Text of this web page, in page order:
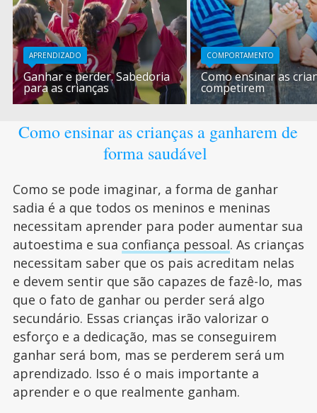
APRENDIZADO
Ganhar e perder. Sabedoria
para as crianças
COMPORTAMENTO
Como ensinar as
competirem
Como ensinar as crianças a ganharem de
forma saudável
Como se pode imaginar, a forma de ganhar
sadia é a que todos os meninos e meninas
necessitam aprender para poder aumentar sua
autoestima e sua confiança pessoal. As crianças
necessitam saber que os pais acreditam nelas
e devem sentir que são capazes de fazê-lo, mas
que o fato de ganhar ou perder será algo
secundário. Essas crianças irão valorizar o
esforço e a dedicação, mas se conseguirem
ganhar será bom, mas se perderem será um
aprendizado. Isso é o mais importante a
aprender e o que realmente ganham.